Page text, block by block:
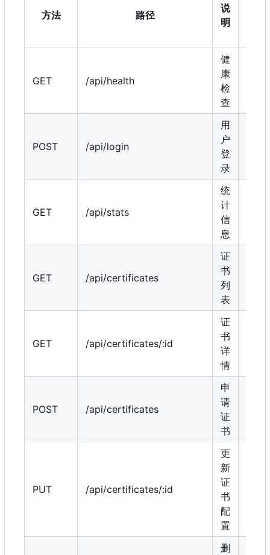
方法 路径
说
明
GET /api/health
健
康
检
查
POST /api/login
用
户
登
录
GET /api/stats
统
计
信
息
GET /api/certificates
证
书
列
表
GET /api/certificates/:id
证
书
详
情
POST /api/certificates
申
请
证
书
PUT /api/certificates/:id
更
新
证
书
配
置
删